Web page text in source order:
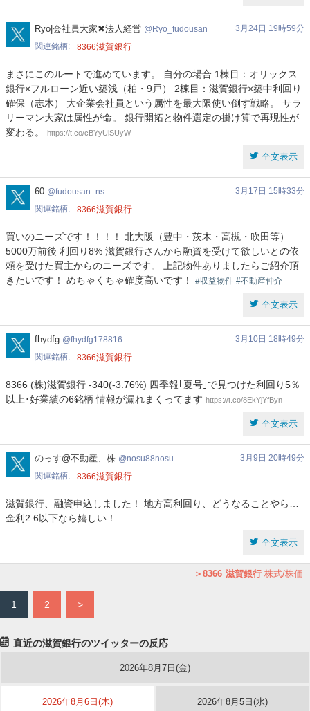
Ryo_fudousan
Ryo|会社員大家✖︎法人経営 Ryo_fudousan
3月24日 19時59分
関連銘柄
8366滋賀銀行
まさにこのルートで進めています。 自分の場合 1棟目：オリックス
銀行×フルローン近い築浅（柏・9戸） 2棟目：滋賀銀行×築中利回り
確保（志木） 大企業会社員という属性を最大限使い倒す戦略。 サラ
リーマン大家は属性が命。 銀行開拓と物件選定の掛け算で再現性が
変わる。
https://t.co/cBYyUlSUyW
全文表示
fudousan_ns
60 fudousan_ns
3月17日 15時33分
関連銘柄
8366滋賀銀行
買いのニーズです！！！！ 北大阪（豊中・茨木・高槻・吹田等）
5000万前後 利回り8% 滋賀銀行さんから融資を受けて欲しいとの依
頼を受けた買主からのニーズです。 上記物件ありましたらご紹介頂
きたいです！ めちゃくちゃ確度高いです！ #収益物件 #不動産仲介
全文表示
fhydfg178816
fhydfg fhydfg178816
3月10日 18時49分
関連銘柄
8366滋賀銀行
8366 (株)滋賀銀行 -340(-3.76%) 四季報｢夏号｣で見つけた利回り5％
以上･好業績の6銘柄 情報が漏れまくってます https://t.co/8EkYjYfByn
全文表示
nosu88nosu
のっす@不動産、株 nosu88nosu
3月9日 20時49分
関連銘柄
8366滋賀銀行
滋賀銀行、融資申込しました！ 地方高利回り、どうなることやら…
金利2.6以下なら嬉しい！
全文表示
8366 滋賀銀行 株式/株価
1 2 >
直近の滋賀銀行のツイッターの反応
2026年8月7日(金)
2026年8月6日(木) 2026年8月5日(水)